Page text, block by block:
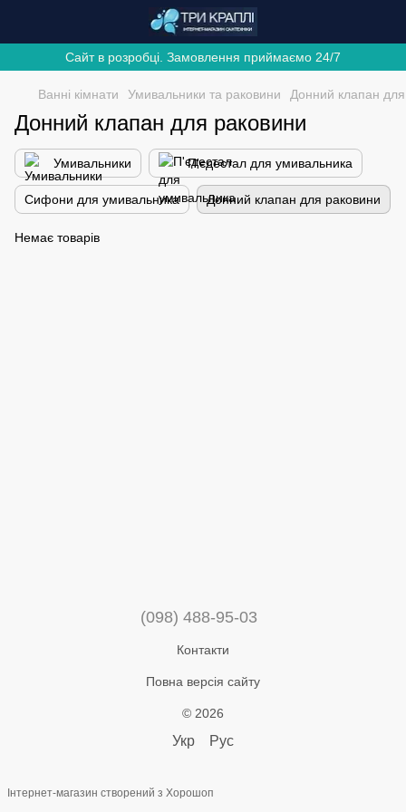
Сайт в розробці. Замовлення приймаємо 24/7
Ванні кімнати Умивальники та раковини Донний клапан
Донний клапан для раковини
Умивальники П'єдестал для умивальника
Сифони для умивальника Донний клапан для раковини
Немає товарів
(098) 488-95-03
Контакти
Повна версія сайту
© 2026
Укр Рус
Інтернет-магазин створений з Хорошоп